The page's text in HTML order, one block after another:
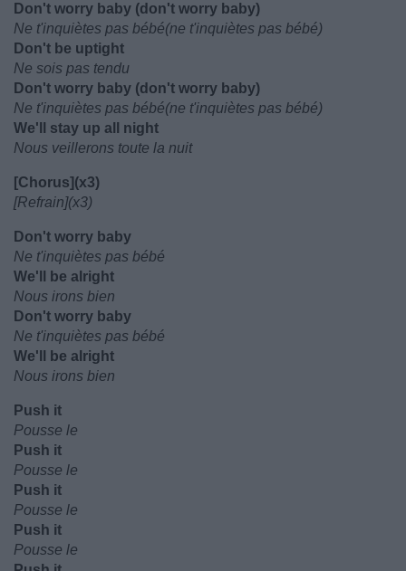
Don't worry baby (don't worry baby)
Ne t'inquiètes pas bébé(ne t'inquiètes pas bébé)
Don't be uptight
Ne sois pas tendu
Don't worry baby (don't worry baby)
Ne t'inquiètes pas bébé(ne t'inquiètes pas bébé)
We'll stay up all night
Nous veillerons toute la nuit
[Chorus](x3)
[Refrain](x3)
Don't worry baby
Ne t'inquiètes pas bébé
We'll be alright
Nous irons bien
Don't worry baby
Ne t'inquiètes pas bébé
We'll be alright
Nous irons bien
Push it
Pousse le
Push it
Pousse le
Push it
Pousse le
Push it
Pousse le